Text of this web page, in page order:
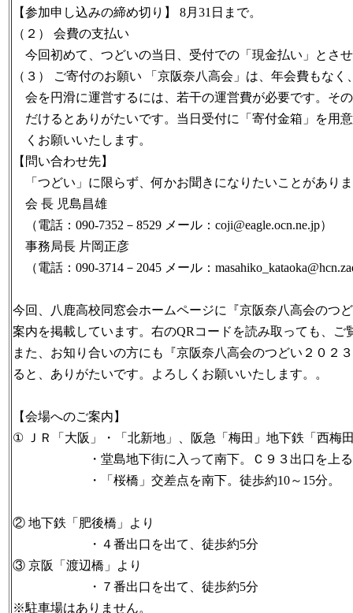
【参加申し込みの締め切り】 8月31日まで。
（２） 会費の支払い
今回初めて、つどいの当日、受付での「現金払い」とさ
（３） ご寄付のお願い 「京阪奈八高会」は、年会費もな
会を円滑に運営するには、若干の運営費が必要です。そ
だけるとありがたいです。当日受付に「寄付金箱」を用
くお願いいたします。
【問い合わせ先】
「つどい」に限らず、何かお聞きになりたいことがあり
会 長 児島昌雄
（電話：090-7352－8529 メール：coji@eagle.ocn.ne.jp）
事務局長 片岡正彦
（電話：090-3714－2045 メール：
今回、八鹿高校同窓会ホームページに『京阪奈八高会のつ
案内を掲載しています。右のQRコードを読み取っても、ご
また、お知り合いの方にも『京阪奈八高会のつどい２０２
ると、ありがたいです。よろしくお願いいたします。。
【会場へのご案内】
① ＪＲ「大阪」・「北新地」、阪急「梅田」地下鉄「西梅
・堂島地下街に入って南下。Ｃ９３出口を上る
・「桜橋」交差点を南下。徒歩約10～15分。
② 地下鉄「肥後橋」より
・４番出口を出て、徒歩約5分
③ 京阪「渡辺橋」より
・７番出口を出て、徒歩約5分
※駐車場はありません。